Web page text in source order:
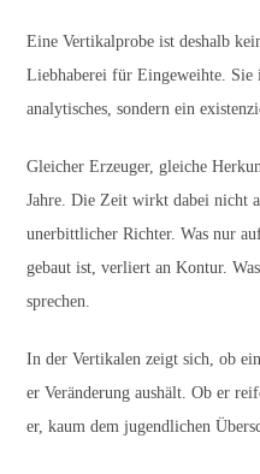
Eine Vertikalprobe ist deshalb
Liebhaberei für Eingeweihte.
analytisches, sondern ein
Gleicher Erzeuger, gleiche
Jahre. Die Zeit wirkt dabei nicht
unerbittlicher Richter. Was nur
gebaut ist, verliert an Kontur.
sprechen.
In der Vertikalen zeigt sich, ob
er Veränderung aushält. Ob er
er, kaum dem jugendlichen